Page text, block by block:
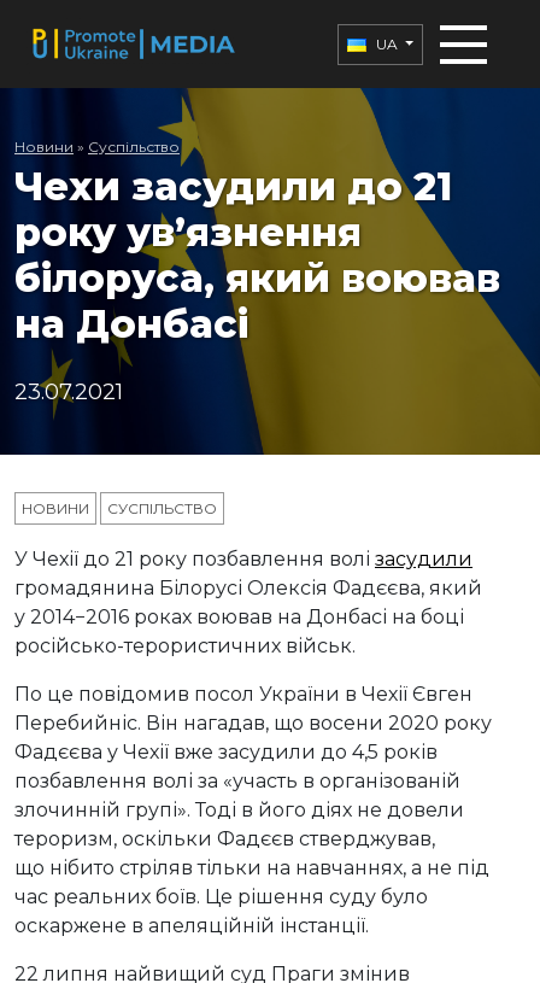
UA
Новини » Суспільство
Чехи засудили до 21
року ув’язнення
білоруса, який воював
на Донбасі
23.07.2021
НОВИНИ СУСПІЛЬСТВО
У Чехії до 21 року позбавлення волі засудили
громадянина Білорусі Олексія Фадєєва, який
у 2014−2016 роках воював на Донбасі на боці
російсько-терористичних військ.
По це повідомив посол України в Чехії Євген
Перебийніс. Він нагадав, що восени 2020 року
Фадєєва у Чехії вже засудили до 4,5 років
позбавлення волі за «участь в організованій
злочинній групі». Тоді в його діях не довели
тероризм, оскільки Фадєєв стверджував,
що нібито стріляв тільки на навчаннях, а не під
час реальних боїв. Це рішення суду було
оскаржене в апеляційній інстанції.
22 липня найвищий суд Праги змінив